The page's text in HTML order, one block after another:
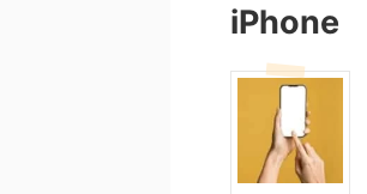
iPhone